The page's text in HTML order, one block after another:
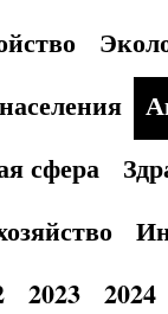
сфера
2023 2024